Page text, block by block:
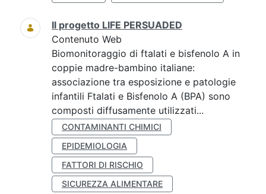
Il progetto LIFE PERSUADED
Contenuto Web
Biomonitoraggio di ftalati e bisfenolo A in
coppie madre-bambino italiane:
associazione tra esposizione e patologie
infantili Ftalati e Bisfenolo A (BPA) sono
composti diffusamente utilizzati...
CONTAMINANTI CHIMICI
EPIDEMIOLOGIA
FATTORI DI RISCHIO
SICUREZZA ALIMENTARE